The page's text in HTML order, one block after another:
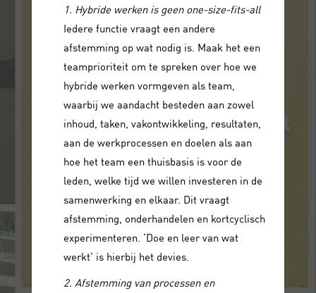
1. Hybride werken is geen one-size-fits-all
Iedere functie vraagt een andere
afstemming op wat nodig is. Maak het een
teamprioriteit om te spreken over hoe we
hybride werken vormgeven als team,
waarbij we aandacht besteden aan zowel
inhoud, taken, vakontwikkeling, resultaten,
aan de werkprocessen en doelen als aan
hoe het team een thuisbasis is voor de
leden, welke tijd we willen investeren in de
samenwerking en elkaar. Dit vraagt
afstemming, onderhandelen en kortcyclisch
experimenteren. ‘Doe en leer van wat
werkt’ is hierbij het devies.
2. Afstemming van processen en